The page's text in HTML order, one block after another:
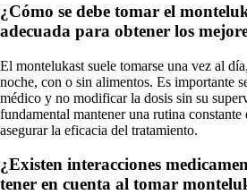
¿Cómo se debe tomar el
adecuada para obtener los
El montelukast suele tomarse una vez al
noche, con o sin alimentos. Es importante
médico y no modificar la dosis sin su
fundamental mantener una rutina constante
asegurar la eficacia del tratamiento.
¿Existen interacciones
tener en cuenta al tomar